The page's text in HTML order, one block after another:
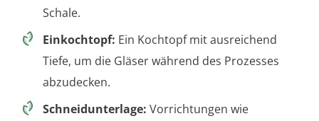
Schale.
Einkochtopf: Ein Kochtopf mit ausreichend
Tiefe, um die Gläser während des Prozesses
abzudecken.
Schneidunterlage: Vorrichtungen wie